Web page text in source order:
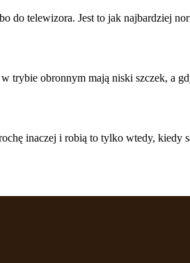
telewizora. Jest to jak najbardziej
trybie obronnym mają niski szczek, a
inaczej i robią to tylko wtedy, kiedy